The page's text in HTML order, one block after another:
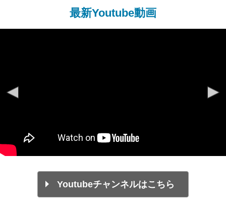
最新Youtube動画
Youtubeチャンネルはこちら